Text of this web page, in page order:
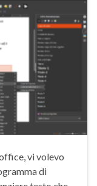
vi volevo
di